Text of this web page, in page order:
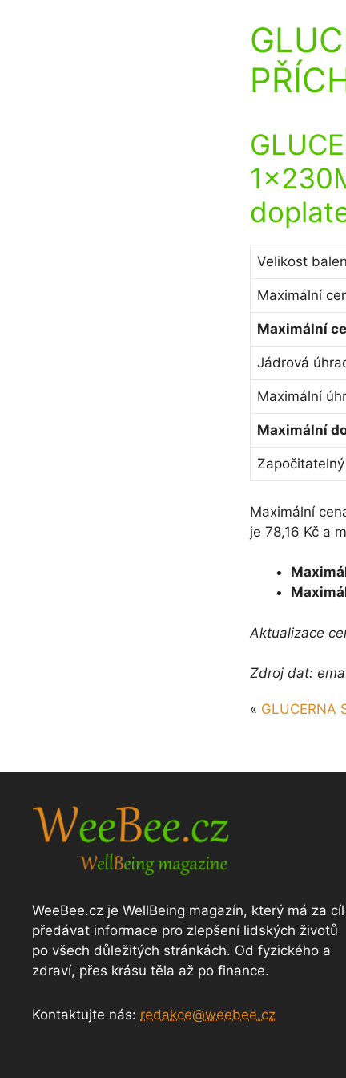
Velikost
Maximální
Maximální
Jádrová
Maximální
Maximální
Maximální
je 78,16 Kč a
Aktualizace
Zdroj dat:
« GLUCERNA
WeeBee.cz je WellBeing magazín, který má za cíl
předávat informace pro zlepšení lidských životů
po všech důležitých stránkách. Od fyzického a
zdraví, přes krásu těla až po finance.
Kontaktujte nás: redakce@weebee.cz